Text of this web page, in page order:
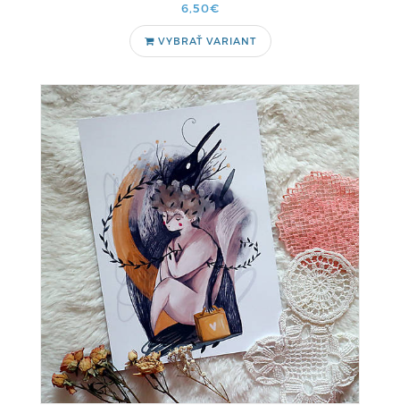
6,50€
VYBRAŤ VARIANT